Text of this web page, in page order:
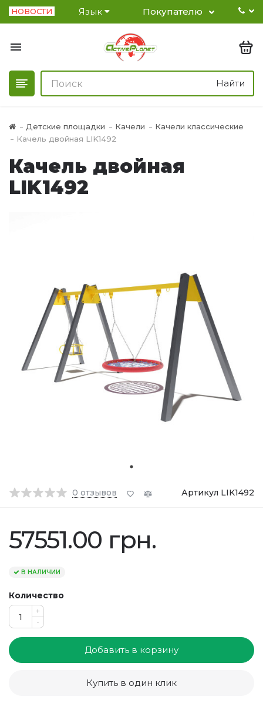
НОВОСТИ Язык Покупателю
Найти
Детские площадки Качели
Качели классические
Качель двойная LIK1492
Качель двойная
LIK1492
0 отзывов Артикул LIK1492
57551.00 грн.
В НАЛИЧИИ
Количество
+
-
Добавить в корзину
Купить в один клик